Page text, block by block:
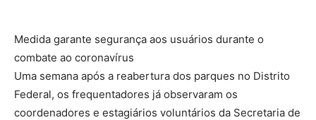
Medida garante segurança aos usuários durante o
combate ao coronavírus
Uma semana após a reabertura dos parques no Distrito
Federal, os frequentadores já observaram os
coordenadores e estagiários voluntários da Secretaria de